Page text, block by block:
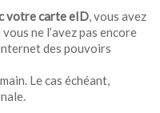
votre carte eID, vous avez
ne l’avez pas encore
des pouvoirs
Le cas échéant,